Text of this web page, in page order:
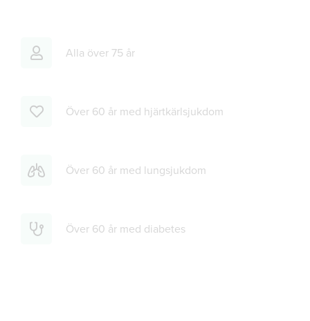
Alla över 75 år
Över 60 år med hjärtkärlsjukdom
Över 60 år med lungsjukdom
Över 60 år med diabetes